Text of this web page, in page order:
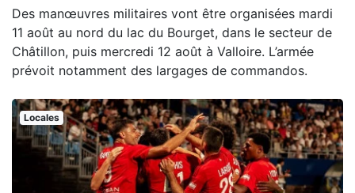
Des manœuvres militaires vont être organisées mardi
11 août au nord du lac du Bourget, dans le secteur de
Châtillon, puis mercredi 12 août à Valloire. L’armée
prévoit notamment des largages de commandos.
Locales